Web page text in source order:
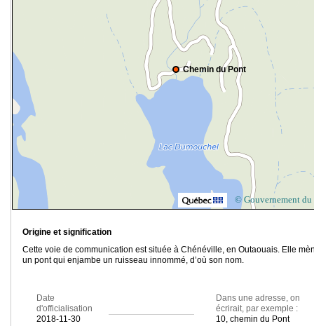
Chemin du Pont
© Gouvernement du
Origine et signification
Cette voie de communication est située à Chénéville, en Outaouais. Elle
un pont qui enjambe un ruisseau innommé, d’où son nom.
Date
d'officialisation
2018-11-30
Dans une adresse, on
écrirait, par exemple :
10, chemin du Pont